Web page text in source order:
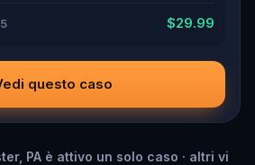
$29.99
questo caso
PA è attivo un solo caso · altri vi